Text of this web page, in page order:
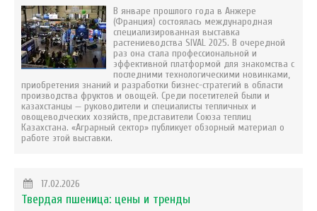
В январе прошлого года в Анжере
(Франция) состоялась международная
специализированная выставка
растениеводства SIVAL 2025. В очередной
раз она стала профессиональной и
эффективной платформой для знакомства с
последними технологическими новинками,
приобретения знаний и разработки бизнес-стратегий в области
производства фруктов и овощей. Среди посетителей были и
казахстанцы — руководители и специалисты тепличных и
овощеводческих хозяйств, представители Союза теплиц
Казахстана. «Аграрный сектор» публикует обзорный материал о
работе этой выставки.
17.02.2026
Твердая пшеница: цены и тренды